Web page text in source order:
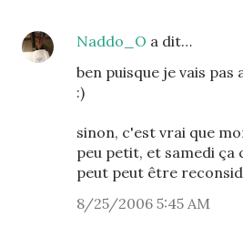
Naddo_O a dit…
ben puisque je vais pas
:)
sinon, c'est vrai que
peu petit, et samedi
peut peut être
8/25/2006 5:45 AM